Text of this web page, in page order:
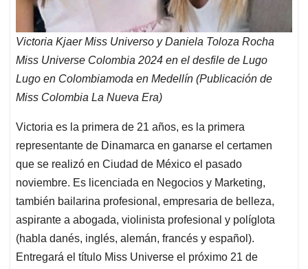
Victoria Kjaer Miss Universo y Daniela Toloza Rocha
Miss Universe Colombia 2024 en el desfile de Lugo
Lugo en Colombiamoda en Medellín (Publicación de
Miss Colombia La Nueva Era)
Victoria es la primera de 21 años, es la primera
representante de Dinamarca en ganarse el certamen
que se realizó en Ciudad de México el pasado
noviembre. Es licenciada en Negocios y Marketing,
también bailarina profesional, empresaria de belleza,
aspirante a abogada, violinista profesional y políglota
(habla danés, inglés, alemán, francés y español).
Entregará el título Miss Universe el próximo 21 de